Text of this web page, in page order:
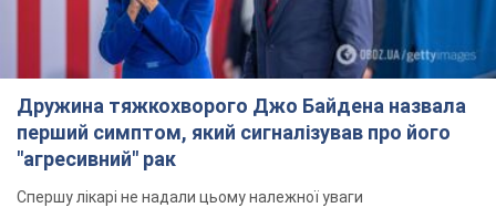
Дружина тяжкохворого Джо Байдена назвала
перший симптом, який сигналізував про його
"агресивний" рак
Спершу лікарі не надали цьому належної уваги